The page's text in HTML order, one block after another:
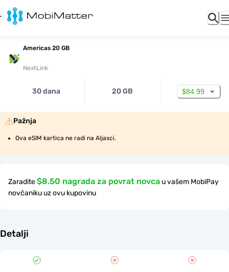
Americas 20 GB
NextLink
30 dana 20 GB $84.99
Pažnja
Ova eSIM kartica ne radi na Aljasci.
Zaradite$8.50 nagrada za povrat novca u vašem MobiPay
novčaniku uz ovu kupovinu
Detalji